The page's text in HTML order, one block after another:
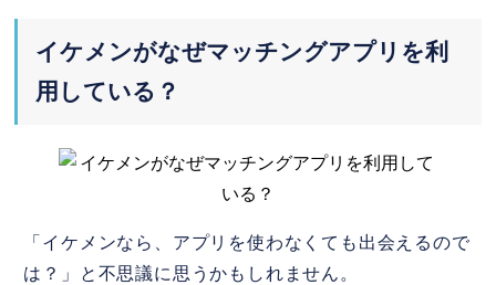
イケメンがなぜマッチングアプリを利
用している？
「イケメンなら、アプリを使わなくても出会えるので
は？」と不思議に思うかもしれません。